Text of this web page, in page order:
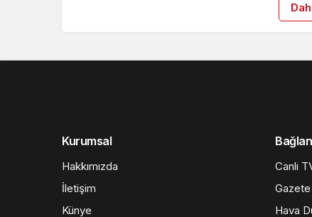
Kurumsal
Hakkımızda
İletişim
Künye
Canlı
Hava